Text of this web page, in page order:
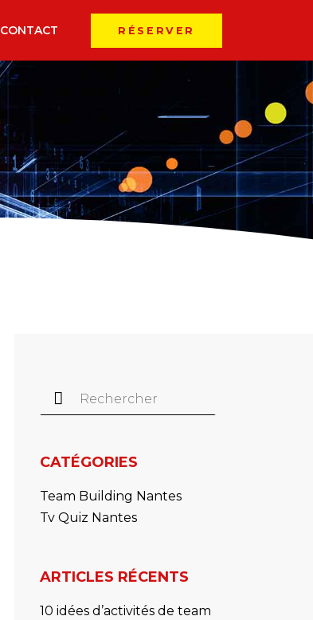
CONTACT RÉSERVER
Rechercher :
CATÉGORIES
Team Building Nantes
Tv Quiz Nantes
ARTICLES RÉCENTS
10 idées d’activités de team